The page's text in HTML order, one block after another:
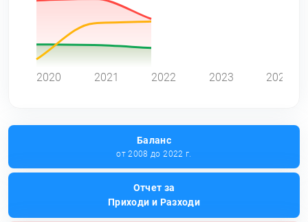
2020 2021 2022 2023 2024
Баланс
от 2008 до 2022 г.
Отчет за
Приходи и Разходи